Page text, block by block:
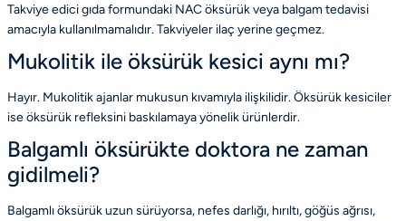
Takviye edici gıda formundaki NAC öksürük veya balgam tedavisi
amacıyla kullanılmamalıdır. Takviyeler ilaç yerine geçmez.
Mukolitik ile öksürük kesici aynı mı?
Hayır. Mukolitik ajanlar mukusun kıvamıyla ilişkilidir. Öksürük kesiciler
ise öksürük refleksini baskılamaya yönelik ürünlerdir.
Balgamlı öksürükte doktora ne zaman
gidilmeli?
Balgamlı öksürük uzun sürüyorsa, nefes darlığı, hırıltı, göğüs ağrısı,